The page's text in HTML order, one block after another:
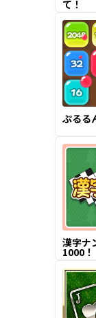
て！
ぷるる
漢字ナ
1000！